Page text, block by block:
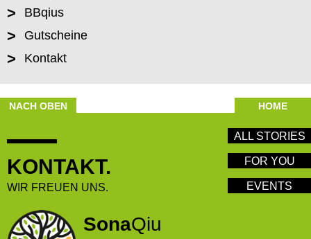
> BBqius
> Gutscheine
> Kontakt
NACH OBEN HOME
KONTAKT.
WIR FREUEN UNS.
ALL STORIES
FOR YOU
EVENTS
SonaQiu